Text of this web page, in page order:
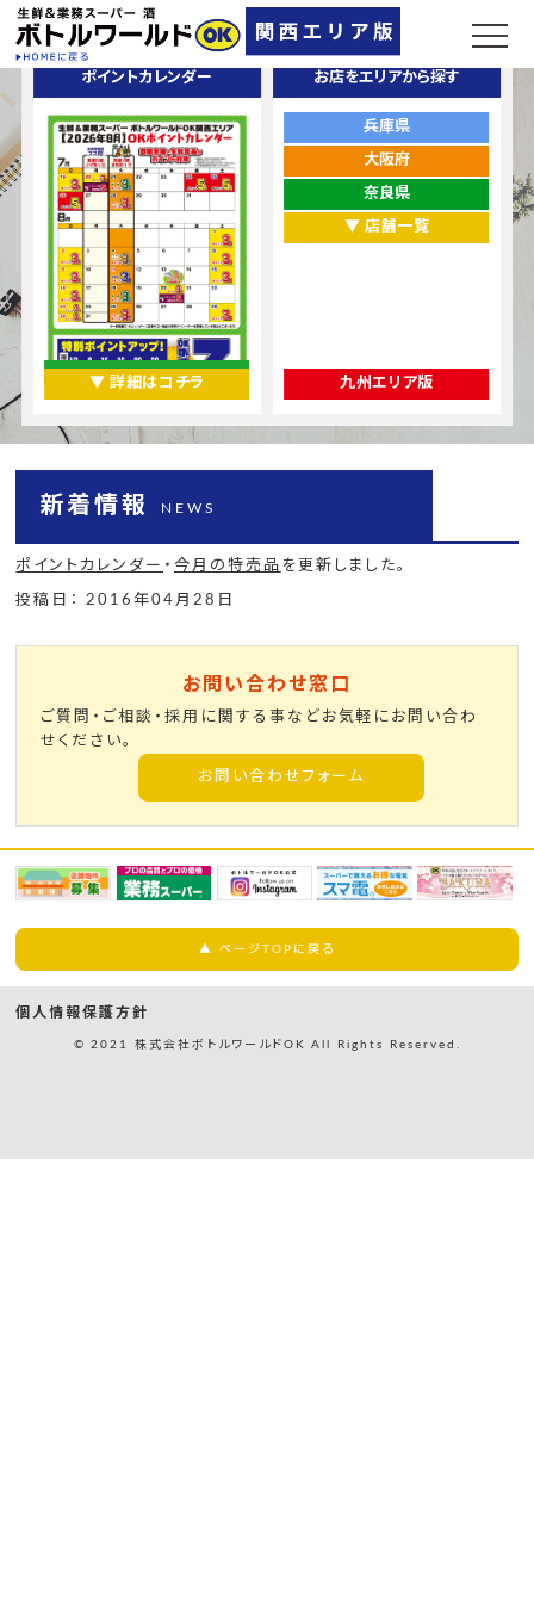
ポイントカレンダー
▼ 詳細はコチラ
お店をエリアから探す
兵庫県
大阪府
奈良県
▼ 店舗一覧
九州エリア版
新着情報 NEWS
ポイントカレンダー ・ 今月の特売品 を更新しました。
投稿日： 2016年04月28日
お問い合わせ窓口
ご質問・ご相談・採用に関する事などお気軽にお問い合わ
せください。
お問い合わせフォーム
▲ ページTOPに戻る
個人情報保護方針
© 2021 株式会社ボトルワールドOK All Rights Reserved.